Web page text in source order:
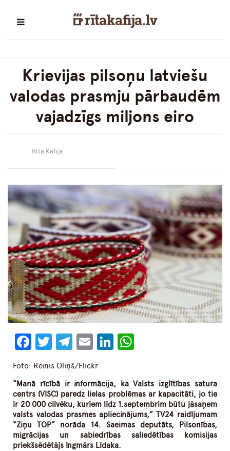
Krievijas pilsoņu latviešu
valodas prasmju pārbaudēm
vajadzīgs miljons eiro
Rīta Kafija
Facebook
Twitter
Telegram
EmailLinkedIn
Foto: Reinis Oliņš/Flickr
“Manā rīcībā ir informācija, ka Valsts izglītības satura
centrs (VISC) paredz lielas problēmas ar kapacitāti, jo tie
ir 20 000 cilvēku, kuriem līdz 1.septembrim būtu jāsaņem
valsts valodas prasmes apliecinājums,” TV24 raidījumam
“Ziņu TOP” norāda 14. Saeimas deputāts, Pilsonības,
migrācijas un sabiedrības saliedētības komisijas
priekšsēdētājs Ingmārs Līdaka.